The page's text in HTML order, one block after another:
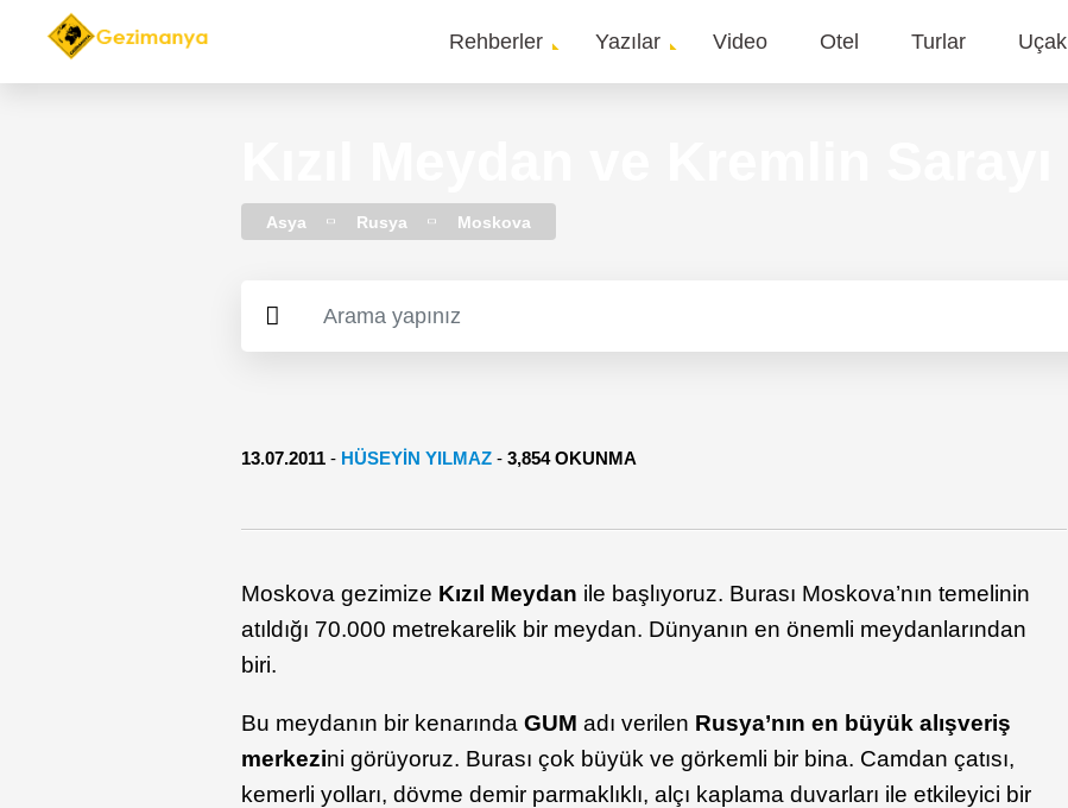
Main
Rehberler Yazılar Video Otel Turlar Uçak
Asya Rusya Moskova
13.07.2011 - HÜSEYİN YILMAZ -3,854 OKUNMA
Moskova gezimize Kızıl Meydan ile başlıyoruz. Burası Moskova’nın temelinin
atıldığı 70.000 metrekarelik bir meydan. Dünyanın en önemli meydanlarından
biri.
Bu meydanın bir kenarındaGUM adı verilen Rusya’nın en büyük alışveriş
merkezini görüyoruz. Burası çok büyük ve görkemli bir bina. Camdan çatısı,
kemerli yolları, dövme demir parmaklıklı, alçı kaplama duvarları ile etkileyici bir